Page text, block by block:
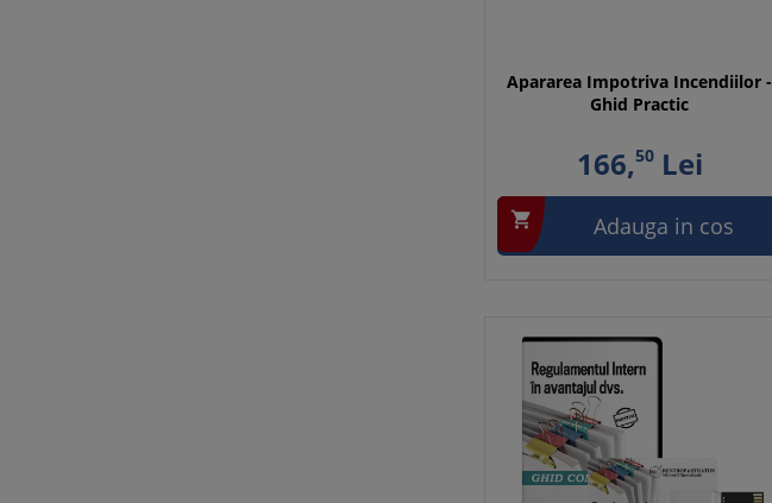
Apararea Impotriva Incendiilor -
Ghid Practic
166,50Lei
 Adauga in cos